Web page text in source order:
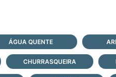
ÁGUA QUENTE
CHURRASQUEIRA